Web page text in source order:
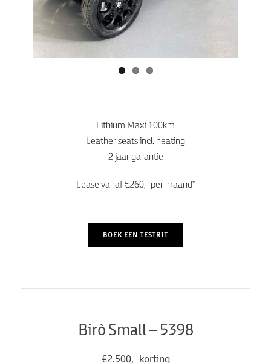
Lithium Maxi 100km
Leather seats incl. heating
2 jaar garantie
Lease vanaf €260,- per maand*
BOEK EEN TESTRIT
Birò Small – 5398
€2.500,- korting